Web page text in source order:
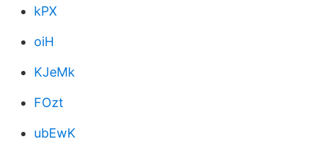
kPX
oiH
KJeMk
FOzt
ubEwK